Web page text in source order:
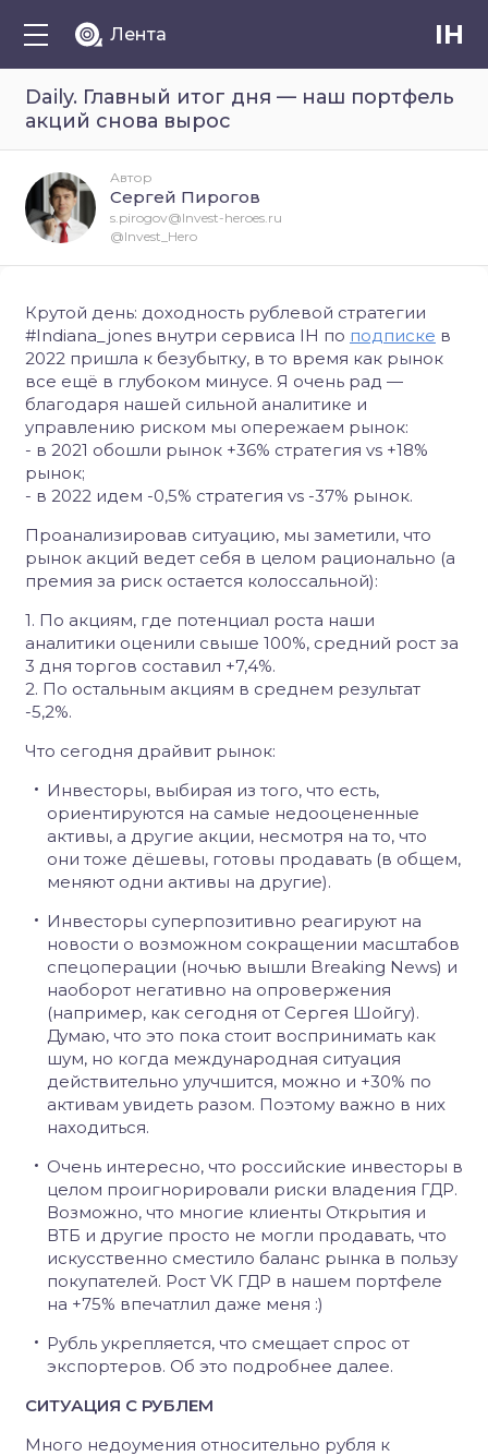
Лента IH
Daily. Главный итог дня — наш портфель
акций снова вырос
Крутой день: доходность рублевой стратегии
#Indiana_jones внутри сервиса IH по подписке в
2022 пришла к безубытку, в то время как рынок
все ещё в глубоком минусе. Я очень рад —
благодаря нашей сильной аналитике и
управлению риском мы опережаем рынок:
- в 2021 обошли рынок +36% стратегия vs +18%
рынок;
- в 2022 идем -0,5% стратегия vs -37% рынок.
Проанализировав ситуацию, мы заметили, что
рынок акций ведет себя в целом рационально (а
премия за риск остается колоссальной):
1. По акциям, где потенциал роста наши
аналитики оценили свыше 100%, средний рост за
3 дня торгов составил +7,4%.
2. По остальным акциям в среднем результат
-5,2%.
Что сегодня драйвит рынок:
Инвесторы, выбирая из того, что есть,
ориентируются на самые недооцененные
активы, а другие акции, несмотря на то, что
они тоже дёшевы, готовы продавать (в общем,
меняют одни активы на другие).
Инвесторы суперпозитивно реагируют на
новости о возможном сокращении масштабов
спецоперации (ночью вышли Breaking News) и
наоборот негативно на опровержения
(например, как сегодня от Сергея Шойгу).
Думаю, что это пока стоит воспринимать как
шум, но когда международная ситуация
действительно улучшится, можно и +30% по
активам увидеть разом. Поэтому важно в них
находиться.
Очень интересно, что российские инвесторы в
целом проигнорировали риски владения ГДР.
Возможно, что многие клиенты Открытия и
ВТБ и другие просто не могли продавать, что
искусственно сместило баланс рынка в пользу
покупателей. Рост VK ГДР в нашем портфеле
на +75% впечатлил даже меня :)
Рубль укрепляется, что смещает спрос от
экспортеров. Об это подробнее далее.
СИТУАЦИЯ С РУБЛЕМ
Много недоумения относительно рубля к
Автор
Сергей Пирогов
s.pirogov@Invest-heroes.ru
@Invest_Hero